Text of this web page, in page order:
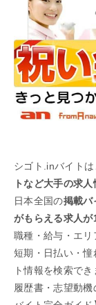
シゴト.inバイトは
トなど大手の求
日本全国の掲載バ
がもらえる求人
職種・給与・エリ
短期・日払い・
ト情報を検索でき
履歴書・志望動